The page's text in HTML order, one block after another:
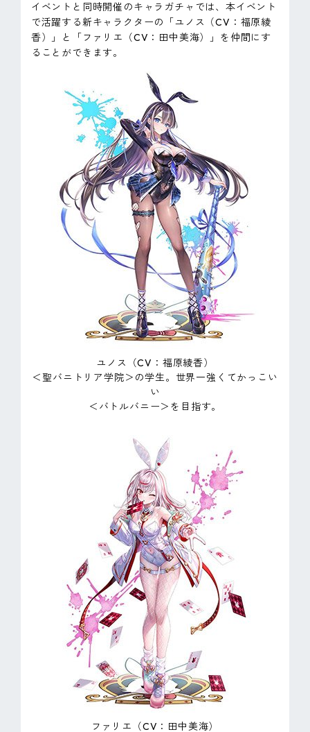
イベントと同時開催のキャラガチャでは、本イベント
で活躍する新キャラクターの「ユノス（CV：福原綾
香）」と「ファリエ（CV：田中美海）」を仲間にす
ることができます。
ユノス（CV：福原綾香）
＜聖バニトリア学院＞の学生。世界一強くてかっこい
い
＜バトルバニー＞を目指す。
ファリエ（CV：田中美海）